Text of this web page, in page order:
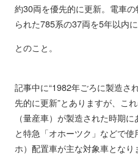
約30両を優先的に更新。電車
られた785系の37両を5年以内
とのこと。
記事中に“1982年ごろに製造さ
先的に更新”とありますが、こ
（量産車）が製造された時期
と特急「オホーツク」などで
ホ）配置車が主な対象車とな